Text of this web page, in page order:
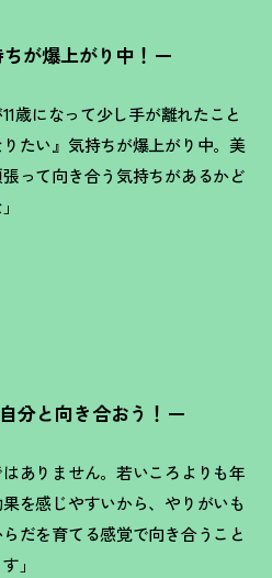
が爆上がり中 ！ ー
歳になって少し手が離れたこと
たい』気持ちが爆上がり中。美
って向き合う気持ちがあるかど
分と向き合おう ！ ー
はありません。若いころよりも年
を感じやすいから、やりがいも
だを育てる感覚で向き合うこと
」